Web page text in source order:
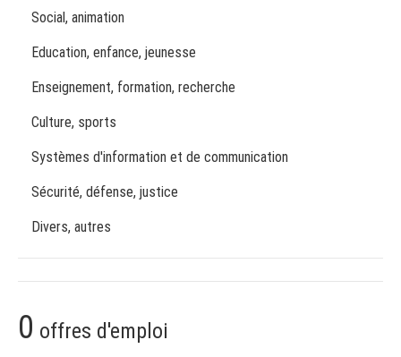
Social, animation
Education, enfance, jeunesse
Enseignement, formation, recherche
Culture, sports
Systèmes d'information et de communication
Sécurité, défense, justice
Divers, autres
0 offres d'emploi